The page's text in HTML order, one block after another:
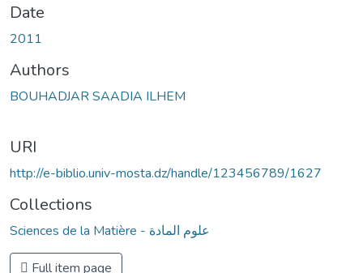
Date
2011
Authors
BOUHADJAR SAADIA ILHEM
URI
http://e-biblio.univ-mosta.dz/handle/123456789/1627
Collections
Sciences de la Matière - علوم المادة
Full item page